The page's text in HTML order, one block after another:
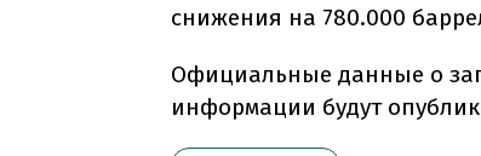
снижения на 780.000
Официальные данные о
информации будут